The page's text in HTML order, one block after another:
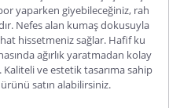
yaparken giyebileceğiniz, rah
Nefes alan kumaş dokusuyla
hissetmeniz sağlar. Hafif ku
ağırlık yaratmadan kolay
Kaliteli ve estetik tasarıma sahip
satın alabilirsiniz.